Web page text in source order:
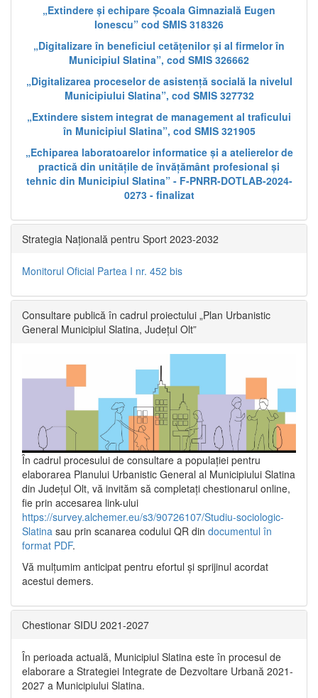
„Extindere și echipare Școala Gimnazială Eugen
Ionescu” cod SMIS 318326
„Digitalizare în beneficiul cetățenilor și al firmelor în
Municipiul Slatina”, cod SMIS 326662
„Digitalizarea proceselor de asistență socială la nivelul
Municipiului Slatina”, cod SMIS 327732
„Extindere sistem integrat de management al traficului
în Municipiul Slatina”, cod SMIS 321905
„Echiparea laboratoarelor informatice și a atelierelor de
practică din unitățile de învățământ profesional și
tehnic din Municipiul Slatina” - F-PNRR-DOTLAB-2024-
0273 - finalizat
Strategia Națională pentru Sport 2023-2032
Monitorul Oficial Partea I nr. 452 bis
Consultare publică în cadrul proiectului „Plan Urbanistic
General Municipiul Slatina, Județul Olt”
În cadrul procesului de consultare a populaţiei pentru
elaborarea Planului Urbanistic General al Municipiului Slatina
din Județul Olt, vă invităm să completați chestionarul online,
fie prin accesarea link-ului
https://survey.alchemer.eu/s3/90726107/Studiu-sociologic-
Slatina sau prin scanarea codului QR din documentul în
format PDF.
Vă mulţumim anticipat pentru efortul şi sprijinul acordat
acestui demers.
Chestionar SIDU 2021-2027
În perioada actuală, Municipiul Slatina este în procesul de
elaborare a Strategiei Integrate de Dezvoltare Urbană 2021‐
2027 a Municipiului Slatina.